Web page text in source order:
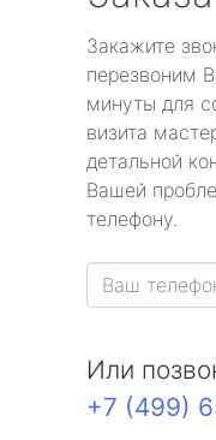
метро
метро Юго-
метро Улица
метро Цветной
метро
Закажите
перезвоним
минуты для
визита
детальной
Вашей
телефону.
Или
+7 (499)